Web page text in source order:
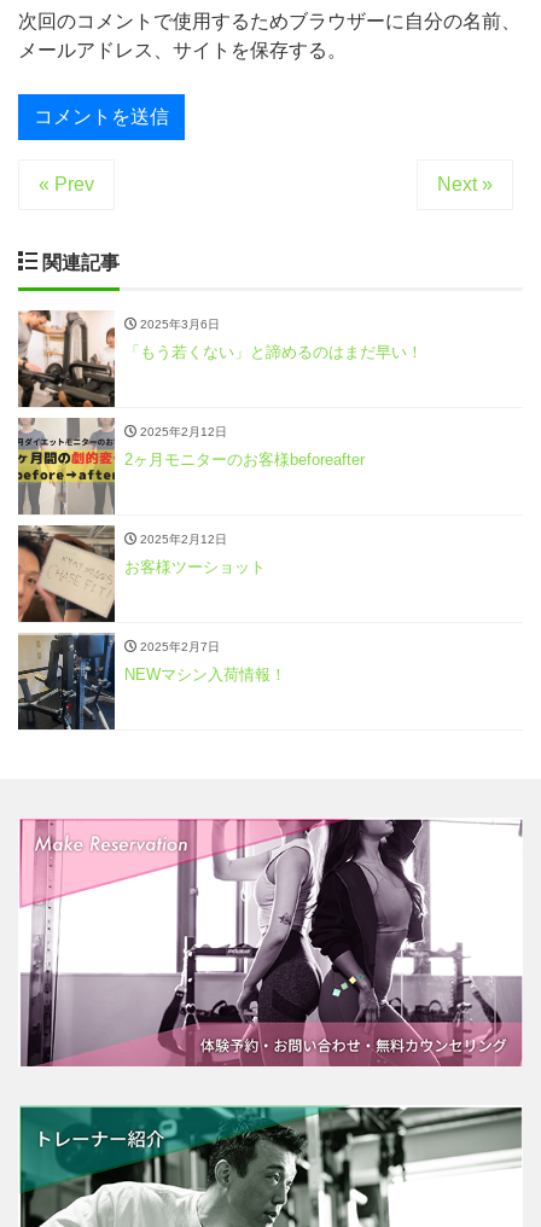
次回のコメントで使用するためブラウザーに自分の名前、
メールアドレス、サイトを保存する。
« Prev Next »
関連記事
2025年3月6日
「もう若くない」と諦めるのはまだ早い！
2025年2月12日
2ヶ月モニターのお客様beforeafter
2025年2月12日
お客様ツーショット
2025年2月7日
NEWマシン入荷情報！